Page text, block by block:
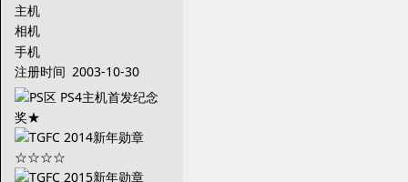
主机
相机
手机
注册时间 2003-10-30